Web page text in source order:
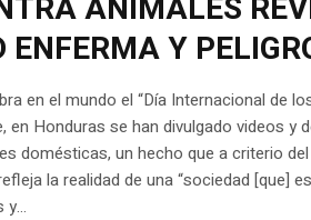
ENFERMA Y
en el mundo el “Día Internacional de
en Honduras se han divulgado videos y
domésticas, un hecho que a criterio
la realidad de una “sociedad [que]